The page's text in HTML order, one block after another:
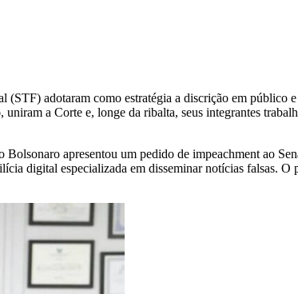
adotaram como estratégia a discrição em público
a Corte e, longe da ribalta, seus integrantes
apresentou um pedido de impeachment ao
digital especializada em disseminar notícias falsas. O